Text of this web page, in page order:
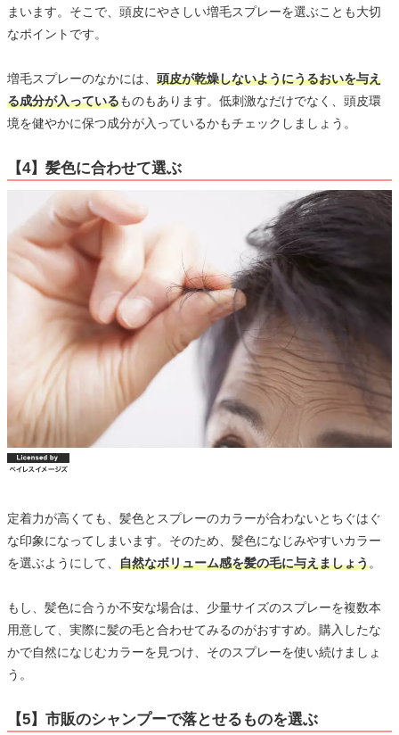
まいます。そこで、頭皮にやさしい増毛スプレーを選ぶことも大切
なポイントです。
増毛スプレーのなかには、 頭皮が乾燥しないようにうるおいを与え
る成分が入っているものもあります。低刺激なだけでなく、頭皮環
境を健やかに保つ成分が入っているかもチェックしましょう。
【4】髪色に合わせて選ぶ
定着力が高くても、髪色とスプレーのカラーが合わないとちぐはぐ
な印象になってしまいます。そのため、髪色になじみやすいカラー
を選ぶようにして、 自然なボリューム感を髪の毛に与えましょう。
もし、髪色に合うか不安な場合は、少量サイズのスプレーを複数本
用意して、実際に髪の毛と合わせてみるのがおすすめ。購入したな
かで自然になじむカラーを見つけ、そのスプレーを使い続けましょ
う。
【5】市販のシャンプーで落とせるものを選ぶ